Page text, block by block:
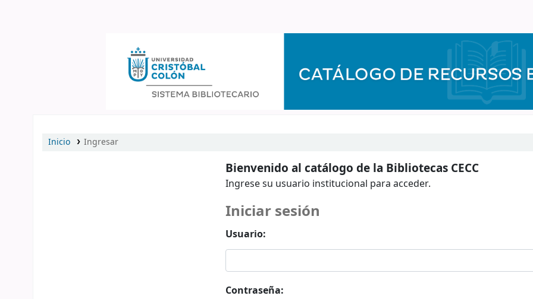
Inicio Ingresar
Bienvenido al catálogo de la Bibliotecas CECC
Ingrese su usuario institucional para acceder.
Iniciar sesión
Usuario:
Contraseña: